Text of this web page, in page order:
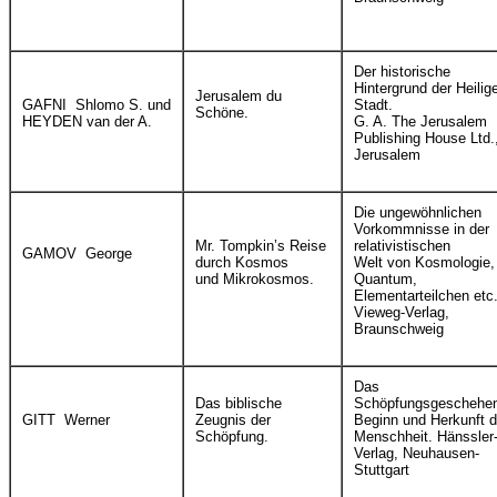
GAFNI Shlomo S. und
HEYDEN van der A.
Jerusalem du
Schöne.
Der historische
Hintergrund der
Stadt.
G. A. The Jerusalem
Publishing House
Jerusalem
GAMOV George
Mr. Tompkin’s Reise
durch Kosmos
und Mikrokosmos.
Die ungewöhnlichen
Vorkommnisse in der
relativistischen
Welt von Kosmologie,
Quantum,
Elementarteilchen etc.
Vieweg-Verlag,
Braunschweig
GITT Werner
Das biblische
Zeugnis der
Schöpfung.
Das
Beginn und Herkunft
Menschheit. Hänssler-
Verlag, Neuhausen-
Stuttgart